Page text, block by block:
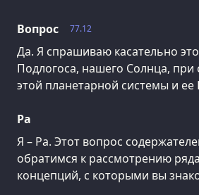
77.12
Вопрос
Да. Я спрашиваю касательно
Подлогоса, нашего Солнца, при
этой планетарной системы и ее
Ра
Я – Ра. Этот вопрос
обратимся к рассмотрению
концепций, с которыми вы